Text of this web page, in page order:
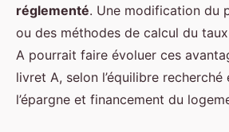
réglementé. Une modification du
ou des méthodes de calcul du
A pourrait faire évoluer ces
livret A, selon l’équilibre recherché
l’épargne et financement du